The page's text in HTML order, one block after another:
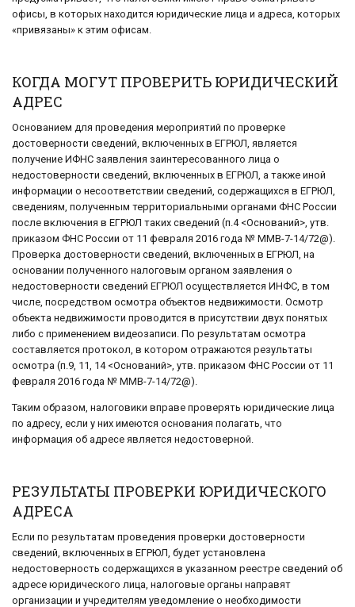
офисы, в которых находится юридические лица и адреса, которых
«привязаны» к этим офисам.
КОГДА МОГУТ ПРОВЕРИТЬ ЮРИДИЧЕСКИЙ
АДРЕС
Основанием для проведения мероприятий по проверке
достоверности сведений, включенных в ЕГРЮЛ, является
получение ИФНС заявления заинтересованного лица о
недостоверности сведений, включенных в ЕГРЮЛ, а также иной
информации о несоответствии сведений, содержащихся в ЕГРЮЛ,
сведениям, полученным территориальными органами ФНС России
после включения в ЕГРЮЛ таких сведений (п.4 <Оснований>, утв.
приказом ФНС России от 11 февраля 2016 года № ММВ-7-14/72@).
Проверка достоверности сведений, включенных в ЕГРЮЛ, на
основании полученного налоговым органом заявления о
недостоверности сведений ЕГРЮЛ осуществляется ИНФС, в том
числе, посредством осмотра объектов недвижимости. Осмотр
объекта недвижимости проводится в присутствии двух понятых
либо с применением видеозаписи. По результатам осмотра
составляется протокол, в котором отражаются результаты
осмотра (п.9, 11, 14 <Оснований>, утв. приказом ФНС России от 11
февраля 2016 года № ММВ-7-14/72@).
Таким образом, налоговики вправе проверять юридические лица
по адресу, если у них имеются основания полагать, что
информация об адресе является недостоверной.
РЕЗУЛЬТАТЫ ПРОВЕРКИ ЮРИДИЧЕСКОГО
АДРЕСА
Если по результатам проведения проверки достоверности
сведений, включенных в ЕГРЮЛ, будет установлена
недостоверность содержащихся в указанном реестре сведений об
адресе юридического лица, налоговые органы направят
организации и учредителям уведомление о необходимости